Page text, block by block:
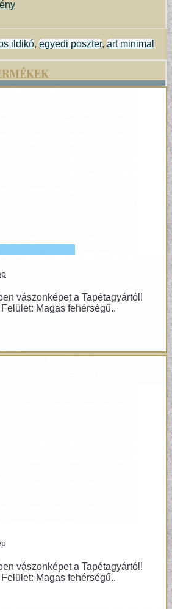
ildikó, egyedi poszter, art minimal
vászonképet a Tapétagyártól!
Magas fehérségű..
vászonképet a Tapétagyártól!
Magas fehérségű..